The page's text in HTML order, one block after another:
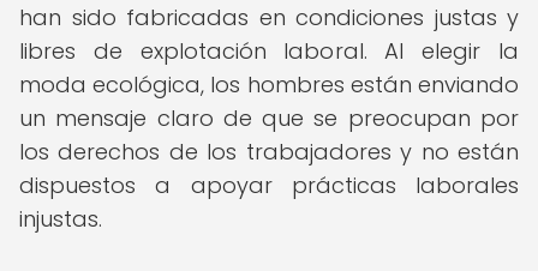
han sido fabricadas en condiciones justas y
libres de explotación laboral. Al elegir la
moda ecológica, los hombres están enviando
un mensaje claro de que se preocupan por
los derechos de los trabajadores y no están
dispuestos a apoyar prácticas laborales
injustas.